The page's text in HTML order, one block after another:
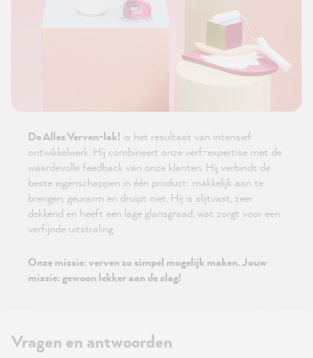
De Alles Verven-lak! is het resultaat van intensief
ontwikkelwerk. Hij combineert onze verf-expertise met de
waardevolle feedback van onze klanten. Hij verbindt de
beste eigenschappen in één product: makkelijk aan te
brengen, geurarm en druipt niet. Hij is slijtvast, zeer
dekkend en heeft een lage glansgraad, wat zorgt voor een
verfijnde uitstraling
Onze missie: verven zo simpel mogelijk maken. Jouw
missie: gewoon lekker aan de slag!
Vragen en antwoorden